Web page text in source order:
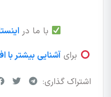
با ما در
برای آشنایی بیشتر با
اشتراک گذاری: